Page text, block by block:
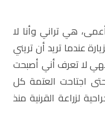
هي تراني وأنا لا
عندما تريد أن تريني
لا تعرف أني أصبحت
اجتاحت العتمة كل
لزراعة القرنية منذ